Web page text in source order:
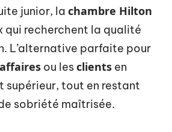
junior, la chambre Hilton
qui recherchent la qualité
L’alternative parfaite pour
ou lesclients en
supérieur, tout en restant
sobriété maîtrisée.